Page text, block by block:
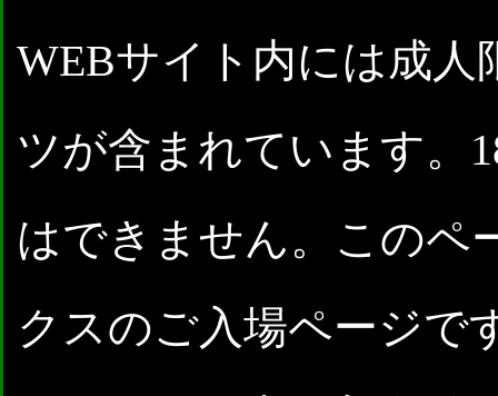
WEBサイト内には成
ツが含まれています。
はできません。このペ
クスのご入場ページで